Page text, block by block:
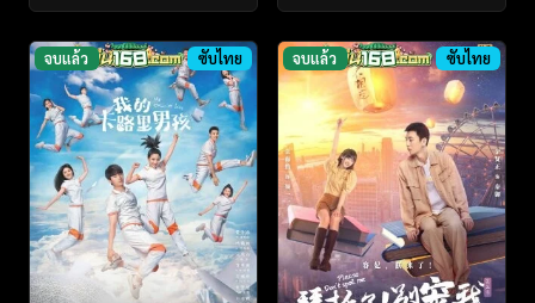
จบแล้ว ซับไทย จบแล้ว ซับไทย